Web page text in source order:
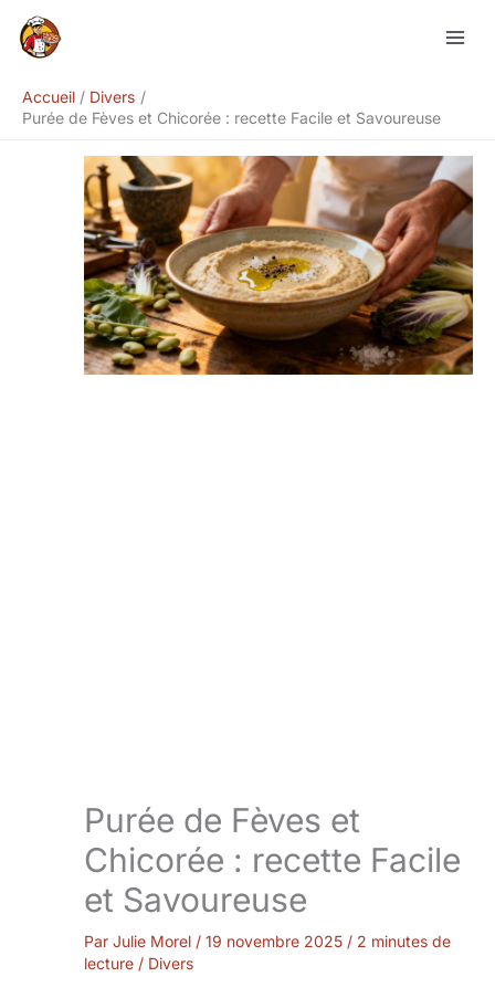
Accueil
Divers
Purée de Fèves et Chicorée : recette Facile et Savoureuse
Purée de Fèves et
Chicorée : recette Facile
et Savoureuse
Par Julie Morel / 19 novembre 2025 / 2 minutes de
lecture / Divers
Rechercher